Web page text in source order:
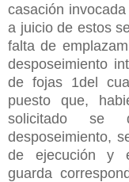
casación
a juicio de estos
falta de
desposeimiento
de fojas 1del
puesto que,
solicitado se
desposeimiento,
de ejecución y
guarda